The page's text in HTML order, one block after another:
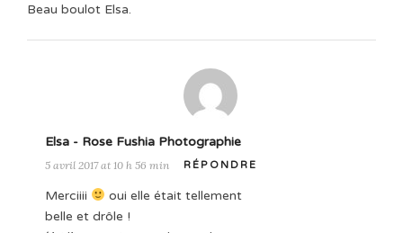
Beau boulot Elsa.
Elsa - Rose Fushia Photographie
5 avril 2017 at 10 h 56 min RÉPONDRE
Merciiii
oui elle était tellement
belle et drôle !